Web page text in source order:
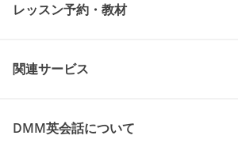
レッスン予約・教材
関連サービス
DMM英会話について